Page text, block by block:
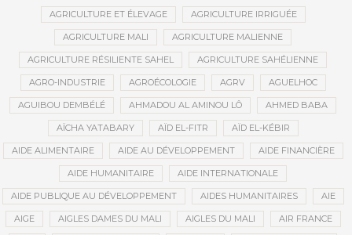
AGRICULTURE ET ÉLEVAGE AGRICULTURE IRRIGUÉE
AGRICULTURE MALI AGRICULTURE MALIENNE
AGRICULTURE RÉSILIENTE SAHEL AGRICULTURE SAHÉLIENNE
AGRO-INDUSTRIE AGROÉCOLOGIE AGRV AGUELHOC
AGUIBOU DEMBÉLÉ AHMADOU AL AMINOU LÔ AHMED BABA
AÏCHA YATABARY AÏD EL-FITR AÏD EL-KÉBIR
AIDE ALIMENTAIRE AIDE AU DÉVELOPPEMENT AIDE FINANCIÈRE
AIDE HUMANITAIRE AIDE INTERNATIONALE
AIDE PUBLIQUE AU DÉVELOPPEMENT AIDES HUMANITAIRES AIE
AIGE AIGLES DAMES DU MALI AIGLES DU MALI AIR FRANCE